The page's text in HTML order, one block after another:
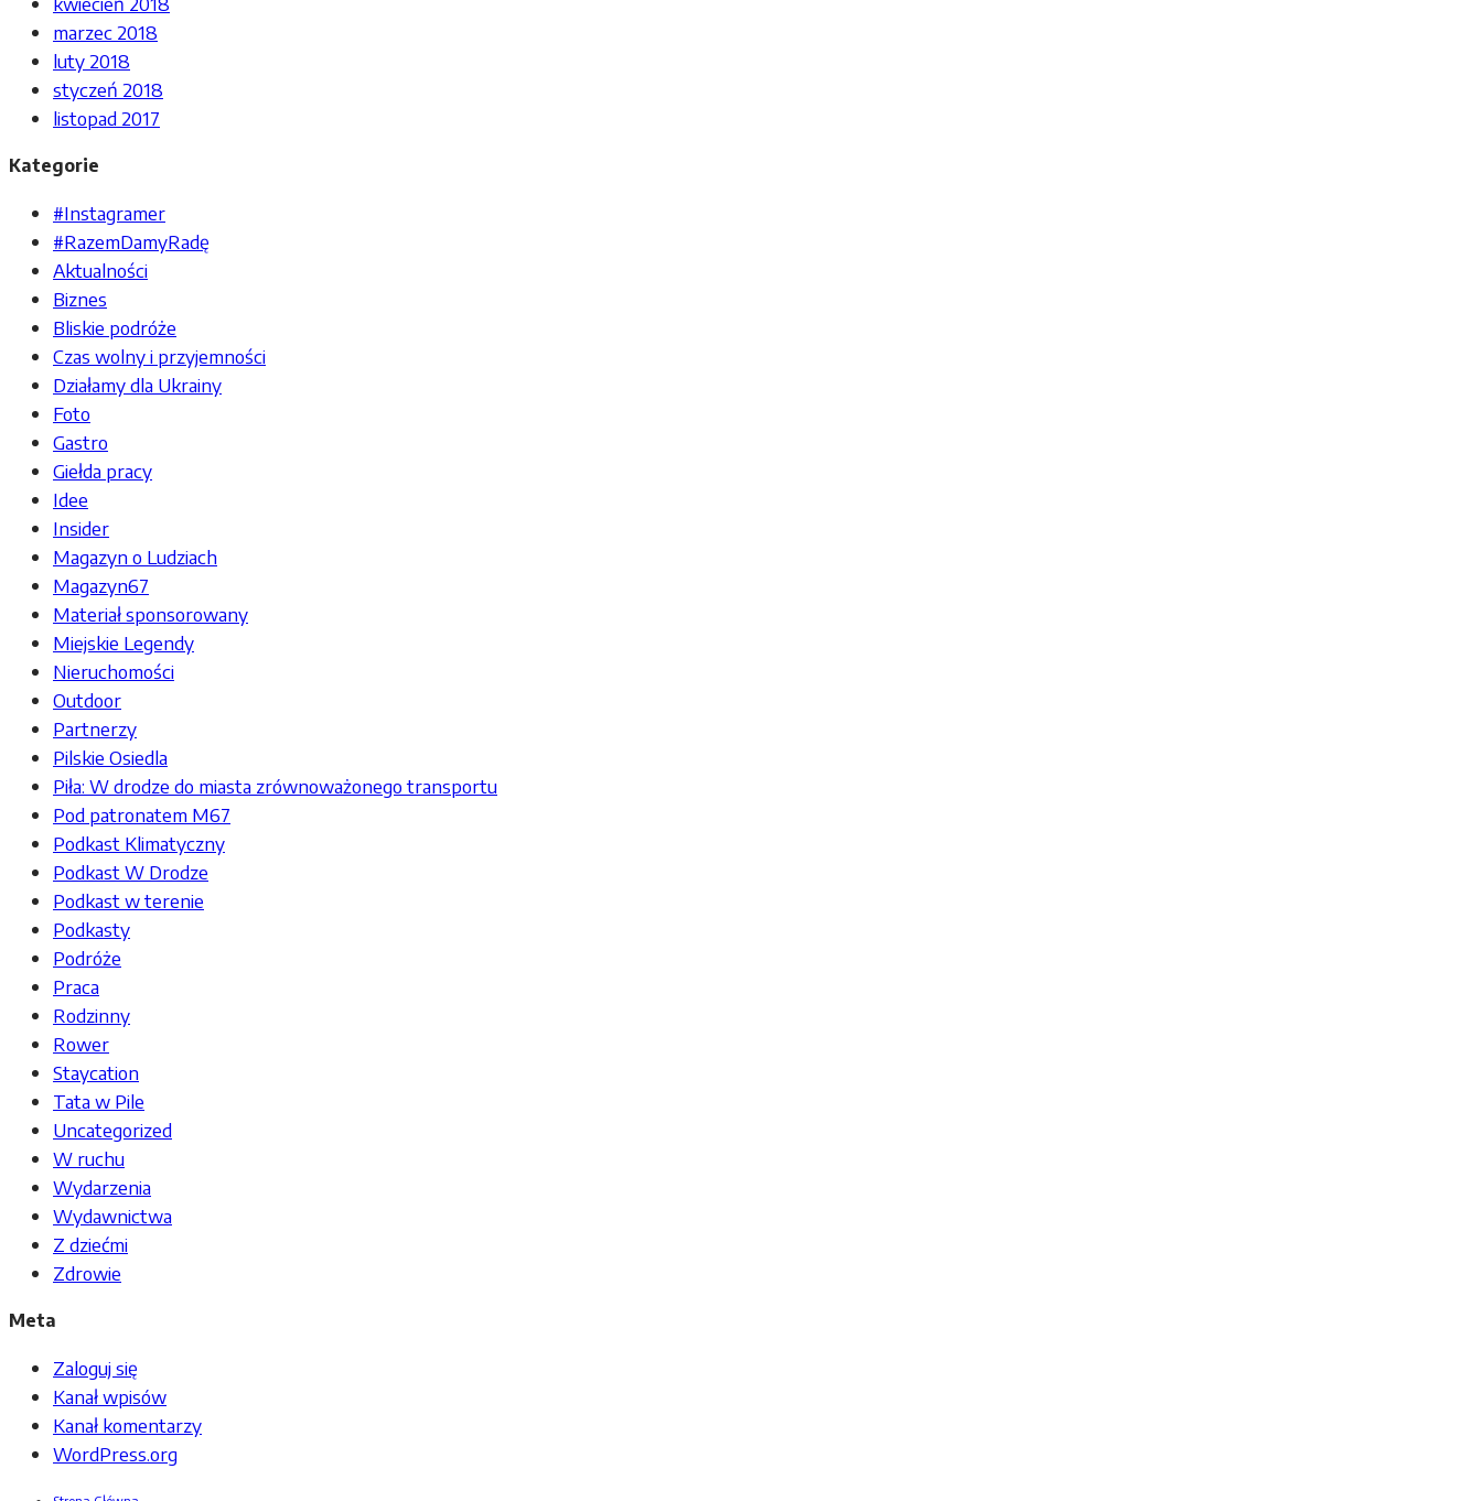
marzec 2018
luty 2018
styczeń 2018
listopad 2017
Kategorie
#Instagramer
#RazemDamyRadę
Aktualności
Biznes
Bliskie podróże
Czas wolny i przyjemności
Działamy dla Ukrainy
Foto
Gastro
Giełda pracy
Idee
Insider
Magazyn o Ludziach
Magazyn67
Materiał sponsorowany
Miejskie Legendy
Nieruchomości
Outdoor
Partnerzy
Pilskie Osiedla
Piła: W drodze do miasta zrównoważonego transportu
Pod patronatem M67
Podkast Klimatyczny
Podkast W Drodze
Podkast w terenie
Podkasty
Podróże
Praca
Rodzinny
Rower
Staycation
Tata w Pile
Uncategorized
W ruchu
Wydarzenia
Wydawnictwa
Z dziećmi
Zdrowie
Meta
Zaloguj się
Kanał wpisów
Kanał komentarzy
WordPress.org